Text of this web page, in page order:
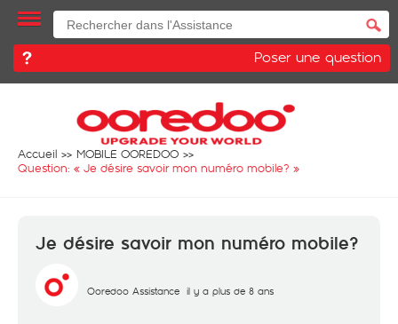
Poser une question
Accueil
MOBILE OOREDOO
Question: « Je désire savoir mon numéro mobile? »
Je désire savoir mon numéro mobile?
Ooredoo Assistance il y a plus de 8 ans